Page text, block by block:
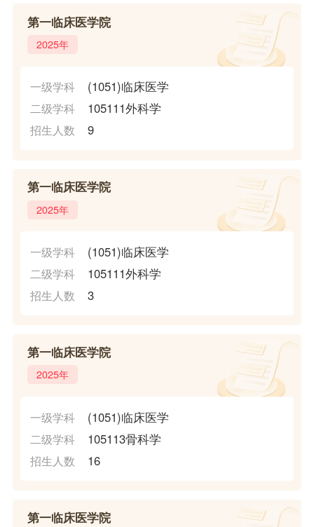
第一临床医学院
2025年
一级学科 (1051)临床医学
二级学科 105111外科学
招生人数 9
第一临床医学院
2025年
一级学科 (1051)临床医学
二级学科 105111外科学
招生人数 3
第一临床医学院
2025年
一级学科 (1051)临床医学
二级学科 105113骨科学
招生人数 16
第一临床医学院